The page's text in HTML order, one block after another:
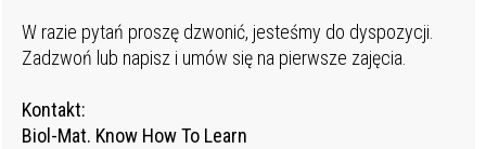
W razie pytań proszę dzwonić, jesteśmy do dyspozycji.
Zadzwoń lub napisz i umów się na pierwsze zajęcia.
Kontakt:
Biol-Mat. Know How To Learn